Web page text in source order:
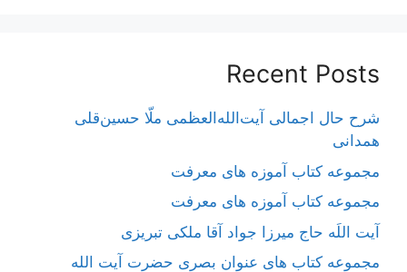
Recent Posts
شرح حال اجمالی آیت‌الله‌العظمی ملّا حسین‌قلی
همدانی
مجموعه کتاب آموزه های معرفت
مجموعه کتاب آموزه های معرفت
آیت اللَه حاج میرزا جواد آقا ملکی تبریزی
مجموعه کتاب های عنوان بصری حضرت آیت الله